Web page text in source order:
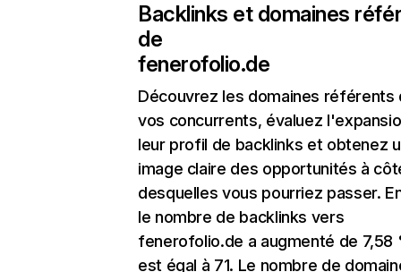
Backlinks et domaines
de
fenerofolio.de
Découvrez les domaines référents
vos concurrents, évaluez
leur profil de backlinks et obtenez
image claire des opportunités à
desquelles vous pourriez passer.
le nombre de backlinks vers
fenerofolio.de a augmenté de 7,58
est égal à 71. Le nombre de